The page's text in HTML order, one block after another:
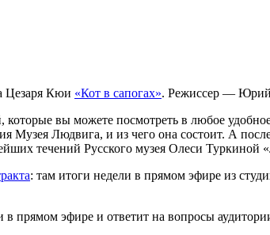
Цезаря Кюи «Кот в сапогах». Режиссер —
вы можете посмотреть в любое
Музея Людвига, и из чего она состоит. А
течений Русского музея Олеси
: там итоги недели в прямом эфире из
в прямом эфире и ответит на вопросы